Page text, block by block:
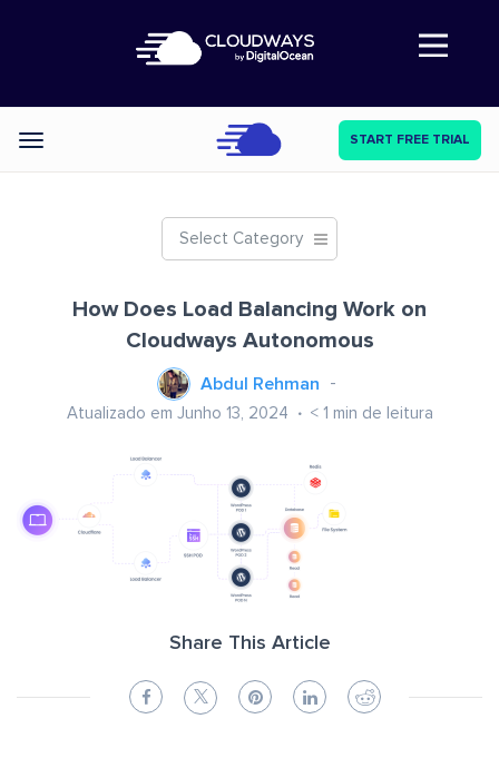
Abre a navegação
Categories START FREE TRIAL
Select Category
How Does Load Balancing Work on
Cloudways Autonomous
Abdul Rehman
Atualizado em Junho 13, 2024 < 1 min de leitura
Share This Article